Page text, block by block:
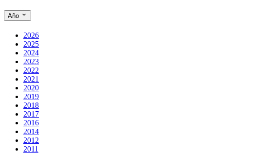
Año
2026
2025
2024
2023
2022
2021
2020
2019
2018
2017
2016
2014
2012
2011